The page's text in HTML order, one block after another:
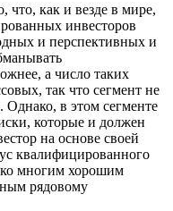
что, как и везде в мире,
инвесторов
и перспективных и
а число таких
так что сегмент не
в этом сегменте
которые и должен
на основе своей
квалифицированного
ко многим хорошим
рядовому